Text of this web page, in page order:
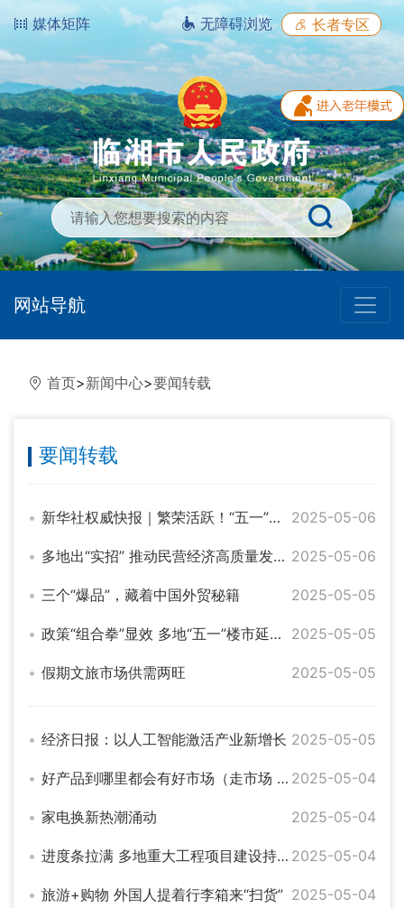
媒体矩阵 无障碍浏览 长者专区
网站导航
首页>新闻中心>要闻转载
要闻转载
新华社权威快报｜繁荣活跃！“五一”假期全国重点零售和餐饮企业销售额同比增长6.3% 2025-05-06
多地出“实招” 推动民营经济高质量发展稳步前行 2025-05-06
三个“爆品”，藏着中国外贸秘籍 2025-05-05
政策“组合拳”显效 多地“五一”楼市延续向好趋势 2025-05-05
假期文旅市场供需两旺 2025-05-05
经济日报：以人工智能激活产业新增长 2025-05-05
好产品到哪里都会有好市场（走市场 看韧性 强信心） 2025-05-04
家电换新热潮涌动 2025-05-04
进度条拉满 多地重大工程项目建设持续推进 2025-05-04
旅游+购物 外国人提着行李箱来“扫货” 2025-05-04